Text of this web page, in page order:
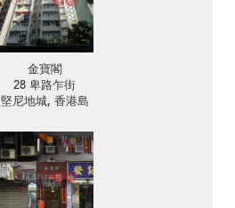
金寶閣
28 卑路乍街
堅尼地城, 香港島